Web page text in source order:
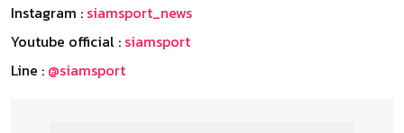
Instagram : siamsport_news
Youtube official : siamsport
Line : @siamsport